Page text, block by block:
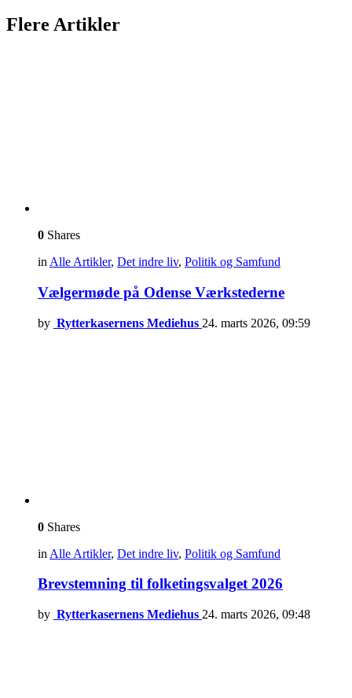
Flere Artikler
0 Shares
in Alle Artikler, Det indre liv, Politik og Samfund
Vælgermøde på Odense Værkstederne
by Rytterkasernens Mediehus 24. marts 2026, 09:59
0 Shares
in Alle Artikler, Det indre liv, Politik og Samfund
Brevstemning til folketingsvalget 2026
by Rytterkasernens Mediehus 24. marts 2026, 09:48